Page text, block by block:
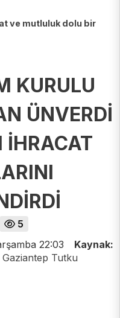
ve mutluluk dolu bir
KURULU
ÜNVERDİ
İHRACAT
5
22:03
Kaynak:
Gaziantep Tutku